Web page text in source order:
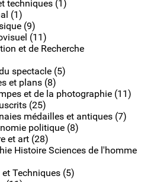
techniques (1)
(1)
(9)
(11)
et de Recherche
spectacle (5)
et plans (8)
et de la photographie (11)
(25)
médailles et antiques (7)
politique (8)
et art (28)
Histoire Sciences de l'homme
Techniques (5)